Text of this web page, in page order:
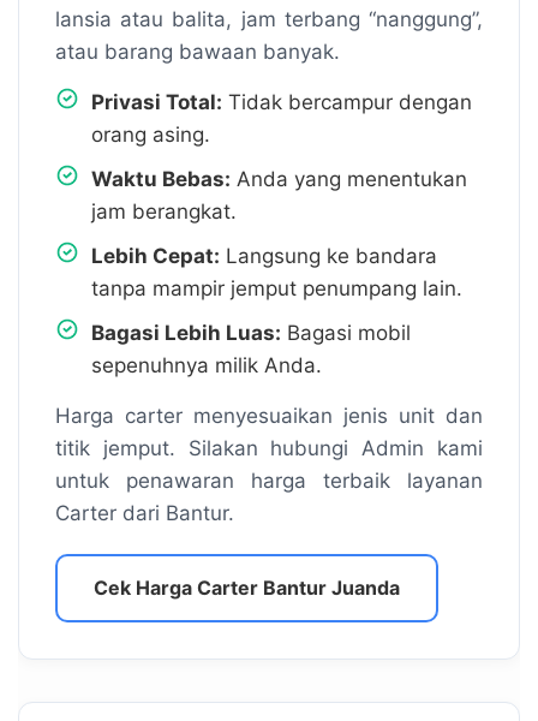
lansia atau balita, jam terbang “nanggung”,
atau barang bawaan banyak.
Privasi Total: Tidak bercampur dengan
orang asing.
Waktu Bebas: Anda yang menentukan
jam berangkat.
Lebih Cepat: Langsung ke bandara
tanpa mampir jemput penumpang lain.
Bagasi Lebih Luas: Bagasi mobil
sepenuhnya milik Anda.
Harga carter menyesuaikan jenis unit dan
titik jemput. Silakan hubungi Admin kami
untuk penawaran harga terbaik layanan
Carter dari Bantur.
Cek Harga Carter Bantur Juanda